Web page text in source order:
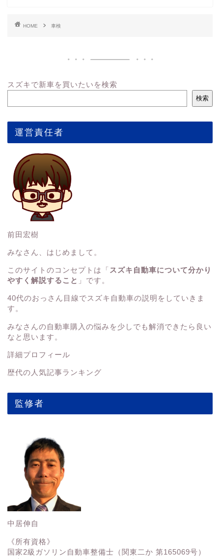
HOME 車検
スズキで新車を買いたいを検索
検索
運営責任者
前田宏樹
みなさん、はじめまして。
このサイトのコンセプトは「 スズキ自動車について分かり
やすく解説すること 」です。
40代のおっさん目線でスズキ自動車の説明をしていきま
す。
みなさんの自動車購入の悩みを少しでも解消できたら良い
なと思います。
詳細プロフィール
歴代の人気記事ランキング
監修者
中居伸自
《所有資格》
国家2級ガソリン自動車整備士（関東二か 第165069号）